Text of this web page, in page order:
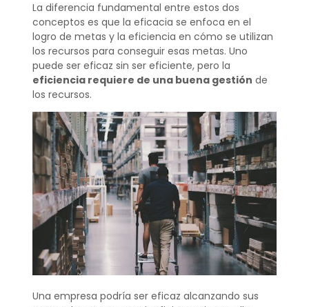
La diferencia fundamental entre estos dos
conceptos es que la eficacia se enfoca en el
logro de metas y la eficiencia en cómo se utilizan
los recursos para conseguir esas metas. Uno
puede ser eficaz sin ser eficiente, pero la
eficiencia requiere de una buena gestión de
los recursos.
Una empresa podría ser eficaz alcanzando sus